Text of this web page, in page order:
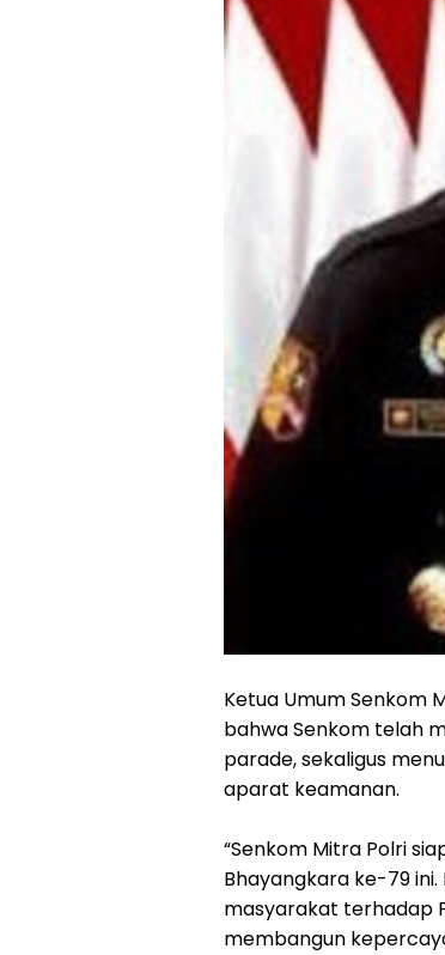
Ketua Umum Senkom
bahwa Senkom telah
parade, sekaligus
aparat keamanan.
“Senkom Mitra Polri
Bhayangkara ke-79
masyarakat terhadap
membangun